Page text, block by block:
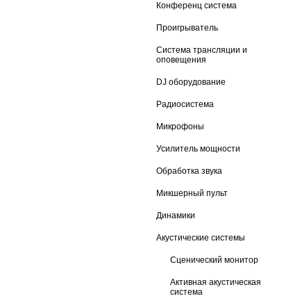
Конференц система
Проигрыватель
Система трансляции и
оповещения
DJ оборудование
Радиосистема
Микрофоны
Усилитель мощности
Обработка звука
Микшерный пульт
Динамики
Акустические системы
Сценический монитор
Активная акустическая
система